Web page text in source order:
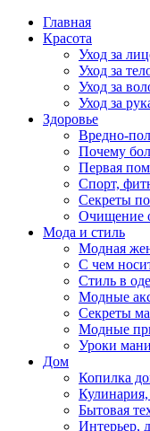
Главная
Красота
Уход за
Уход за
Уход за
Уход за
Здоровье
Вредно-
Почему
Первая
Спорт,
Секреты
Очищение
Мода и стиль
Модная
С чем
Стиль в
Модные
Секреты
Модные
Уроки
Дом
Копилка
Бытовая
Интерьер,